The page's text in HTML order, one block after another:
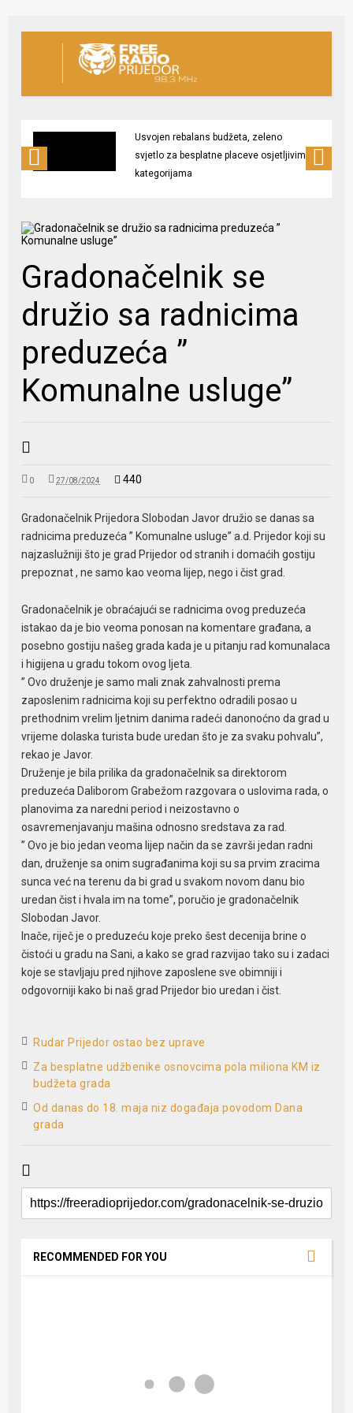
Usvojen rebalans budžeta, zeleno
svjetlo za besplatne placeve osjetljivim
kategorijama
Gradonačelnik se
družio sa radnicima
preduzeća ”
Komunalne usluge”
0 27/08/2024 440
Gradonačelnik Prijedora Slobodan Javor družio se danas sa
radnicima preduzeća ” Komunalne usluge” a.d. Prijedor koji su
najzaslužniji što je grad Prijedor od stranih i domaćih gostiju
prepoznat , ne samo kao veoma lijep, nego i čist grad.
Gradonačelnik je obraćajući se radnicima ovog preduzeća
istakao da je bio veoma ponosan na komentare građana, a
posebno gostiju našeg grada kada je u pitanju rad komunalaca
i higijena u gradu tokom ovog ljeta.
” Ovo druženje je samo mali znak zahvalnosti prema
zaposlenim radnicima koji su perfektno odradili posao u
prethodnim vrelim ljetnim danima radeći danonoćno da grad u
vrijeme dolaska turista bude uredan što je za svaku pohvalu”,
rekao je Javor.
Druženje je bila prilika da gradonačelnik sa direktorom
preduzeća Daliborom Grabežom razgovara o uslovima rada, o
planovima za naredni period i neizostavno o
osavremenjavanju mašina odnosno sredstava za rad.
” Ovo je bio jedan veoma lijep način da se završi jedan radni
dan, druženje sa onim sugrađanima koji su sa prvim zracima
sunca već na terenu da bi grad u svakom novom danu bio
uredan čist i hvala im na tome”, poručio je gradonačelnik
Slobodan Javor.
Inače, riječ je o preduzeću koje preko šest decenija brine o
čistoći u gradu na Sani, a kako se grad razvijao tako su i zadaci
koje se stavljaju pred njihove zaposlene sve obimniji i
odgovorniji kako bi naš grad Prijedor bio uredan i čist.
Rudar Prijedor ostao bez uprave
Za besplatne udžbenike osnovcima pola miliona KM iz
budžeta grada
Od danas do 18. maja niz događaja povodom Dana
grada
RECOMMENDED FOR YOU